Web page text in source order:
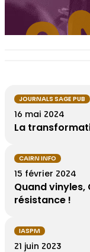
JOURNALS SAGE PUB
16 mai 2024
La
CAIRN INFO
15 février 2024
Quand vinyles,
résistance !
IASPM
21 juin 2023